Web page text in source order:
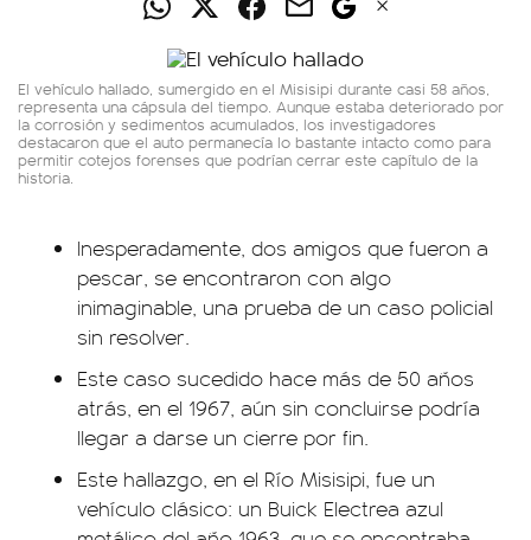
El vehículo hallado, sumergido en el Misisipi durante casi 58 años,
representa una cápsula del tiempo. Aunque estaba deteriorado por
la corrosión y sedimentos acumulados, los investigadores
destacaron que el auto permanecía lo bastante intacto como para
permitir cotejos forenses que podrían cerrar este capítulo de la
historia.
Inesperadamente, dos amigos que fueron a
pescar, se encontraron con algo
inimaginable, una prueba de un caso policial
sin resolver.
Este caso sucedido hace más de 50 años
atrás, en el 1967, aún sin concluirse podría
llegar a darse un cierre por fin.
Este hallazgo, en el Río Misisipi, fue un
vehículo clásico: un Buick Electrea azul